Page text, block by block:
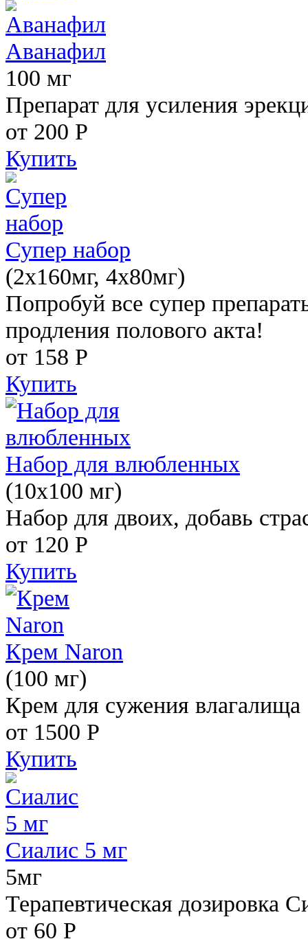
Аванафил
100 мг
Препарат для усиления
от 200 Р
Купить
Супер набор
(2х160мг, 4х80мг)
Попробуй все супер
продления полового акта!
от 158 Р
Купить
Набор для влюбленных
(10х100 мг)
Набор для двоих, добавь
от 120 Р
Купить
Крем Naron
(100 мг)
Крем для сужения влагалища
от 1500 Р
Купить
Сиалис 5 мг
5мг
Терапевтическая дозировка
от 60 Р